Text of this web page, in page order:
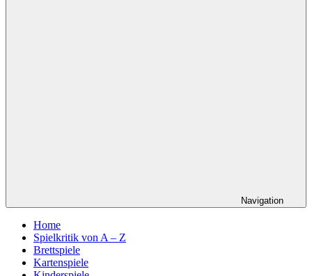
Navigation
Home
Spielkritik von A – Z
Brettspiele
Kartenspiele